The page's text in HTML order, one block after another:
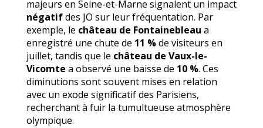
majeurs en Seine-et-Marne signalent un impact
négatifdes JO sur leur fréquentation. Par
exemple, le château de Fontainebleau a
enregistré une chute de 11 %de visiteurs en
juillet, tandis que le château de Vaux-le-
Vicomte a observé une baisse de 10 %. Ces
diminutions sont souvent mises en relation
avec un exode significatif des Parisiens,
recherchant à fuir la tumultueuse atmosphère
olympique.